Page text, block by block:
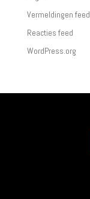
Vermeldingen feed
Reacties feed
WordPress.org